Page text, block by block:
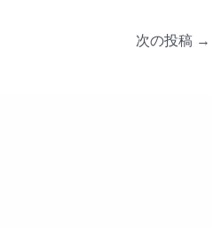
次の投稿 →